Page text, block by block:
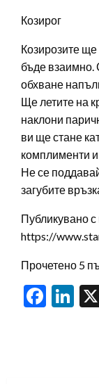
Козирог
Козирозите
бъде взаимно.
обхване
Ще летите на
наклони
ви ще стане
комплименти
Не се
загубите
Публикувано с
https://
Прочетено 5